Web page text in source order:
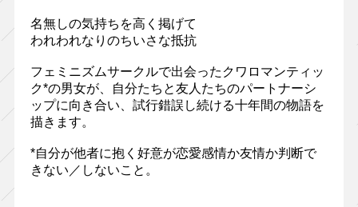
名無しの気持ちを高く掲げて
われわれなりのちいさな抵抗
フェミニズムサークルで出会ったクワロマンティッ
ク*の男女が、自分たちと友人たちのパートナーシ
ップに向き合い、試行錯誤し続ける十年間の物語を
描きます。
*自分が他者に抱く好意が恋愛感情か友情か判断で
きない／しないこと。